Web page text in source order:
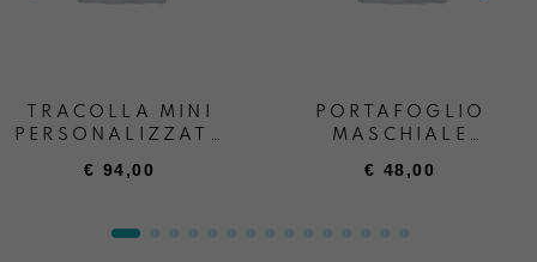
TRACOLLA MINI
PERSONALIZZATA
“ANDREA BOATTA”
€ 94,00
PORTAFOGLIO
MASCHIALE
€ 48,00